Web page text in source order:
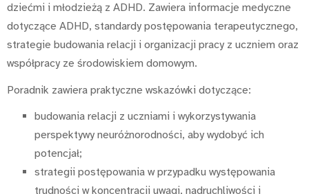
dziećmi i młodzieżą z ADHD. Zawiera informacje medyczne
dotyczące ADHD, standardy postępowania terapeutycznego,
strategie budowania relacji i organizacji pracy z uczniem oraz
współpracy ze środowiskiem domowym.
Poradnik zawiera praktyczne wskazówki dotyczące:
budowania relacji z uczniami i wykorzystywania
perspektywy neuróżnorodności, aby wydobyć ich
potencjał;
strategii postępowania w przypadku występowania
trudności w koncentracji uwagi, nadruchliwości i